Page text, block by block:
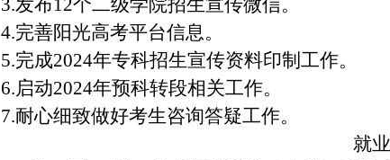
3.发布12个二级学院招生宣传微信。
4.完善阳光高考平台信息。
5.完成2024年专科招生宣传资料印制工作。
6.启动2024年预科转段相关工作。
7.耐心细致做好考生咨询答疑工作。
就